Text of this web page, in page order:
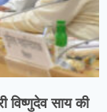
विष्णुदेव साय की